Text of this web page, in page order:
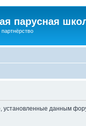
парусная
установленные данным